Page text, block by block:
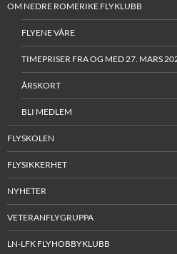
OM NEDRE ROMERIKE FLYKLUBB
FLYENE VÅRE
TIMEPRISER FRA OG MED 27. MARS
ÅRSKORT
BLI MEDLEM
FLYSKOLEN
FLYSIKKERHET
NYHETER
VETERANFLYGRUPPA
LN-LFK FLYHOBBYKLUBB